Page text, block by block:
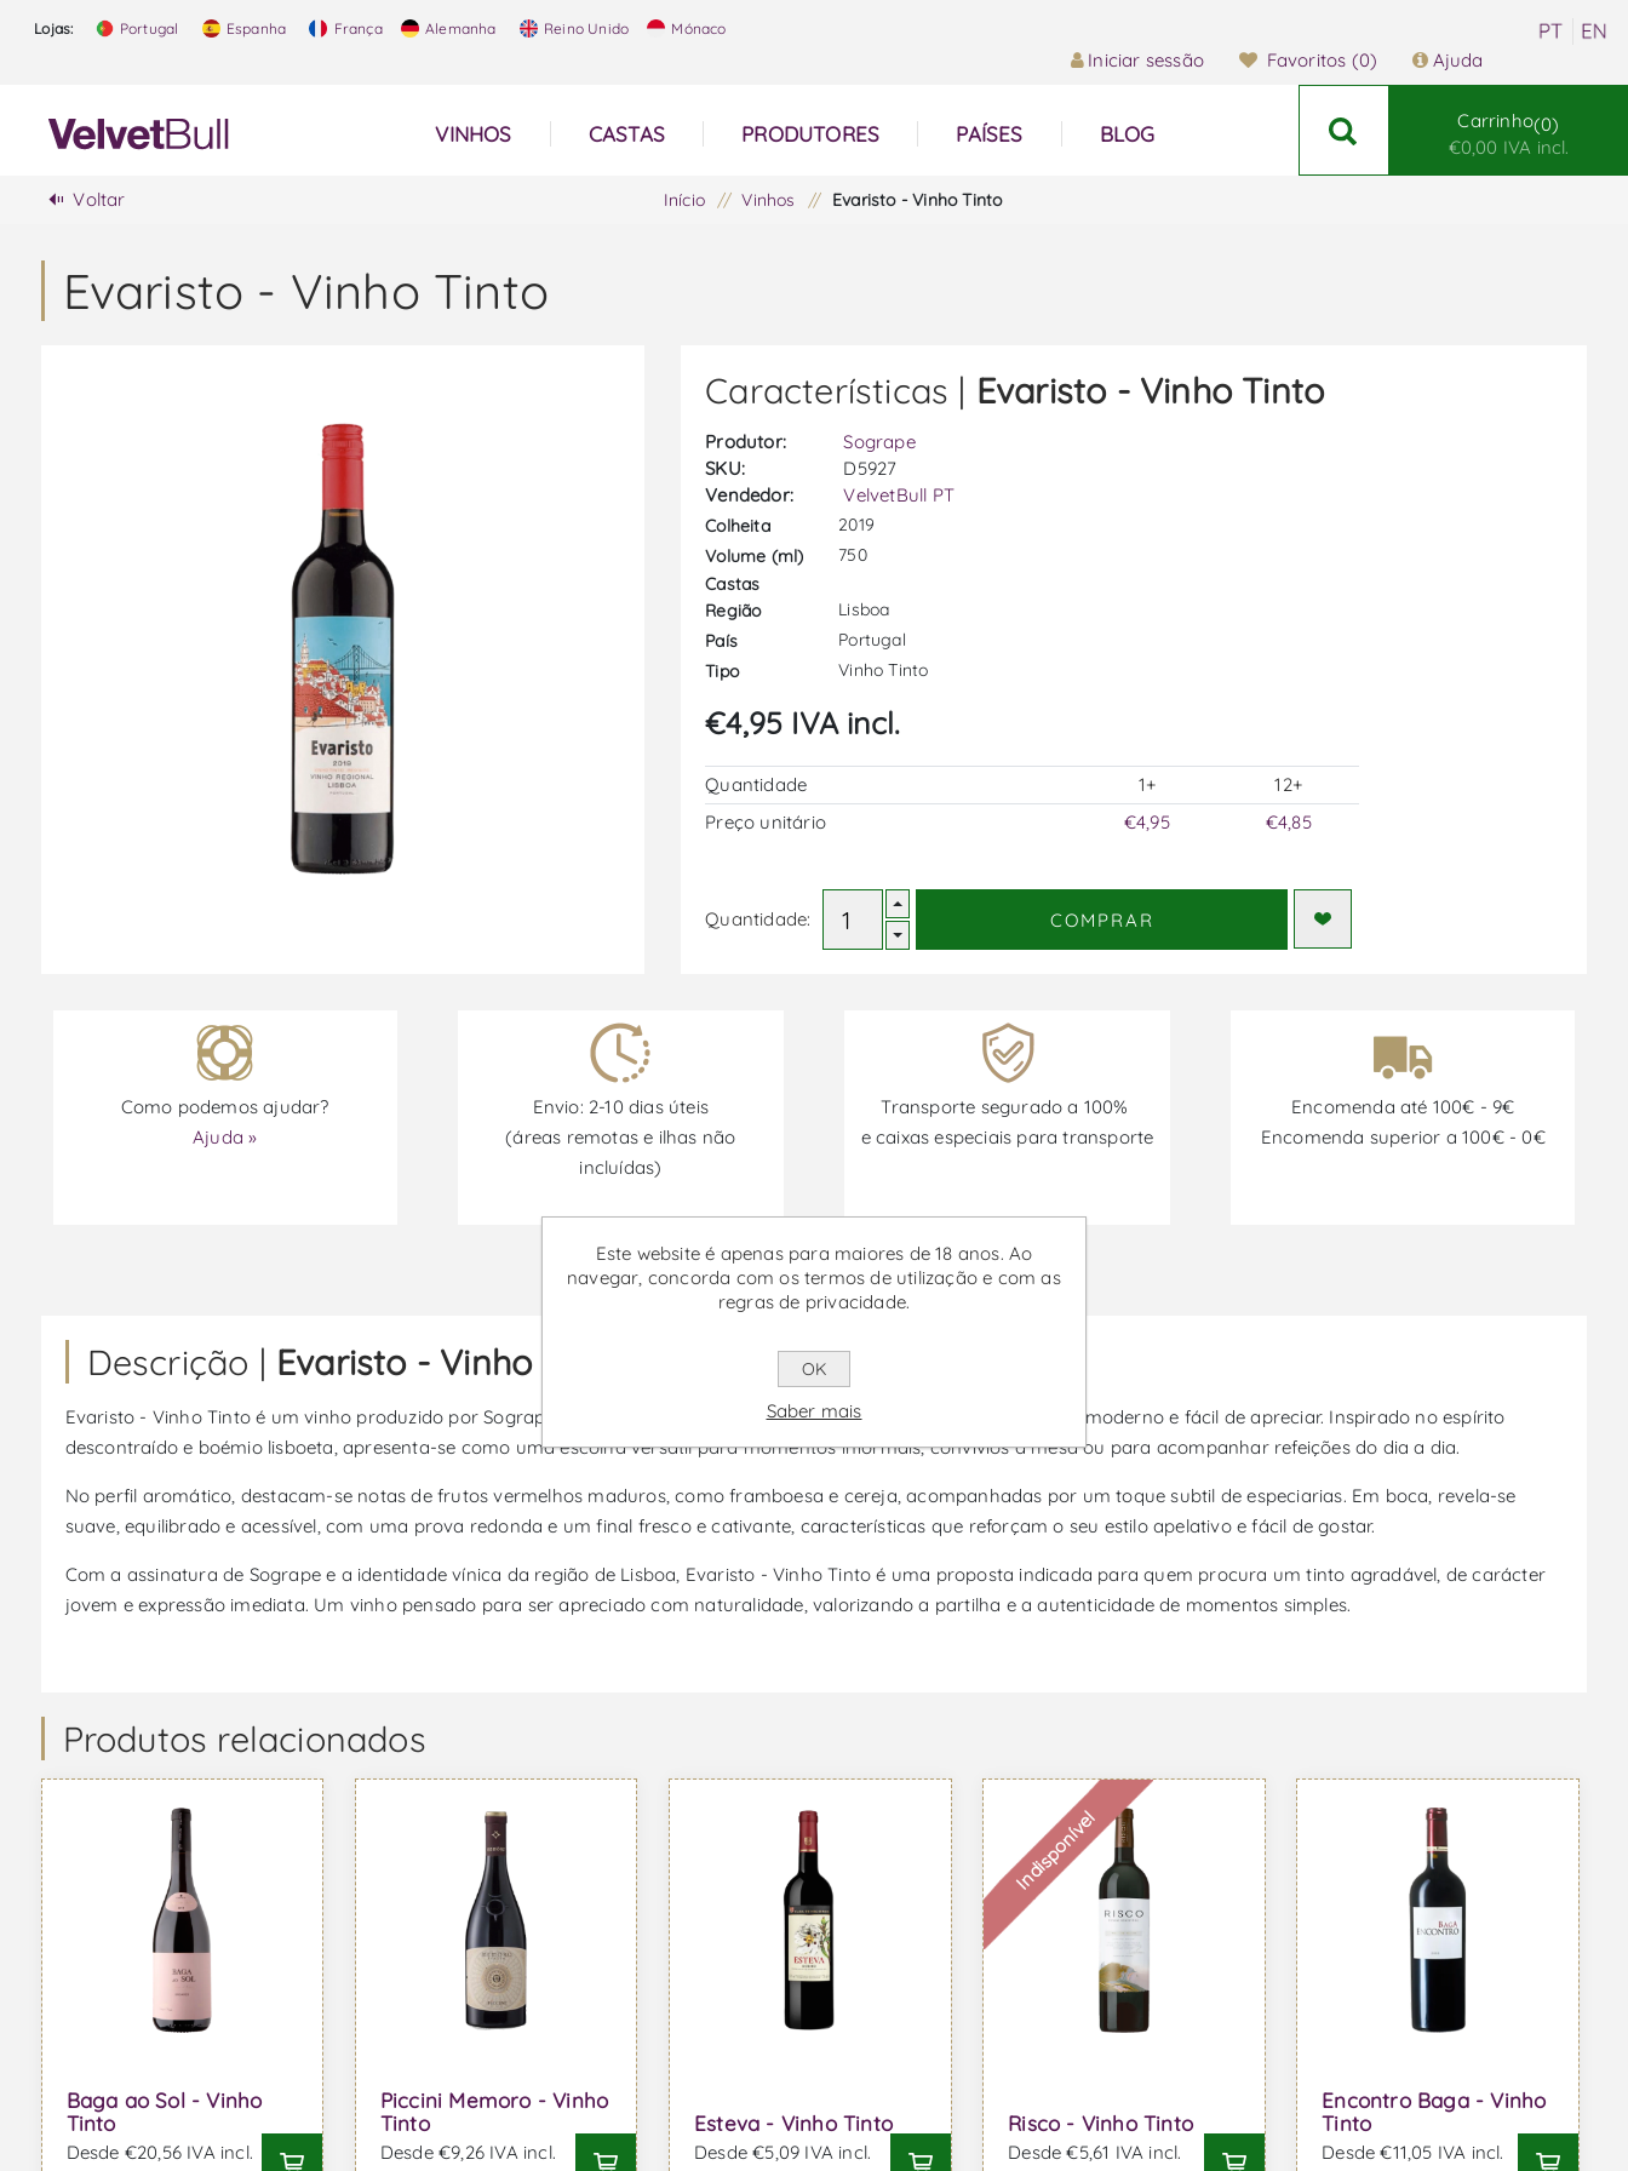
Lojas: Portugal Espanha França Alemanha Reino Unido Mónaco
Iniciar sessão Favoritos (0) Ajuda
VINHOS CASTAS PRODUTORES PAÍSES BLOG
Carrinho 0
€0,00 IVA incl.
Voltar Início / Vinhos / Evaristo - Vinho Tinto
Evaristo - Vinho Tinto
Características | Evaristo - Vinho Tinto
Produtor:
Sogrape
SKU:
D5927
Vendedor:
VelvetBull PT
Colheita
2019
Volume (ml)
750
Castas
Região
Lisboa
País
Portugal
Tipo
Vinho Tinto
€4,95 IVA incl.
Quantidade 1+
12+
Preço unitário
€4,95 €4,85
Quantidade: COMPRAR
Como podemos ajudar?
Ajuda »
Envio: 2-10 dias úteis
(áreas remotas e ilhas não
incluídas)
Transporte segurado a 100%
e caixas especiais para transporte
Encomenda até 100€ - 9€
Encomenda superior a 100€ - 0€
Promoções disponíveis de 30/06/2026 a 30/09/2026
Descrição | Evaristo - Vinho Tinto
Evaristo - Vinho Tinto é um vinho produzido por Sogrape na região de Lisboa, pensado para um perfil descomplicado, moderno e fácil de apreciar. Inspirado no espírito
descontraído e boémio lisboeta, apresenta-se como uma escolha versátil para momentos informais, convívios à mesa ou para acompanhar refeições do dia a dia.
No perfil aromático, destacam-se notas de frutos vermelhos maduros, como framboesa e cereja, acompanhadas por um toque subtil de especiarias. Em boca, revela-se
suave, equilibrado e acessível, com uma prova redonda e um final fresco e cativante, características que reforçam o seu estilo apelativo e fácil de gostar.
Com a assinatura de Sogrape e a identidade vínica da região de Lisboa, Evaristo - Vinho Tinto é uma proposta indicada para quem procura um tinto agradável, de carácter
jovem e expressão imediata. Um vinho pensado para ser apreciado com naturalidade, valorizando a partilha e a autenticidade de momentos simples.
Produtos relacionados
Baga ao Sol - Vinho
Tinto
Desde €20,56 IVA incl.
Piccini Memoro - Vinho
Tinto
Desde €9,26 IVA incl.
Esteva - Vinho Tinto
Desde €5,09 IVA incl.
Indisponível
Risco - Vinho Tinto
Desde €5,61 IVA incl.
Encontro Baga - Vinho
Tinto
Desde €11,05 IVA incl.
Este website é apenas para maiores de 18 anos. Ao
navegar, concorda com os termos de utilização e com as
regras de privacidade.
OK
Saber mais